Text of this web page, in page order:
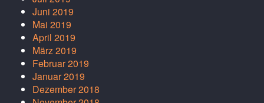
Juni 2019
Mai 2019
April 2019
März 2019
Februar 2019
Januar 2019
Dezember 2018